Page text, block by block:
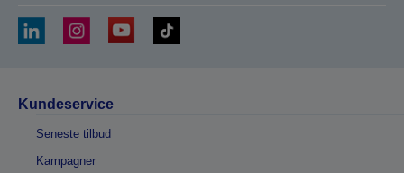
Kundeservice
Seneste tilbud
Kampagner